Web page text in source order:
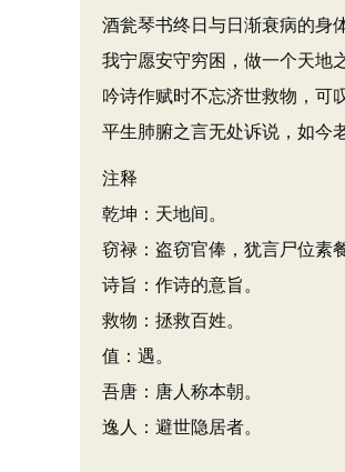
酒瓮琴书终日与日渐衰病的身
我宁愿安守穷困，做一个天地
吟诗作赋时不忘济世救物，可
平生肺腑之言无处诉说，如今
注释
乾坤：天地间。
窃禄：盗窃官俸，犹言尸位素餐
诗旨：作诗的意旨。
救物：拯救百姓。
值：遇。
吾唐：唐人称本朝。
逸人：避世隐居者。